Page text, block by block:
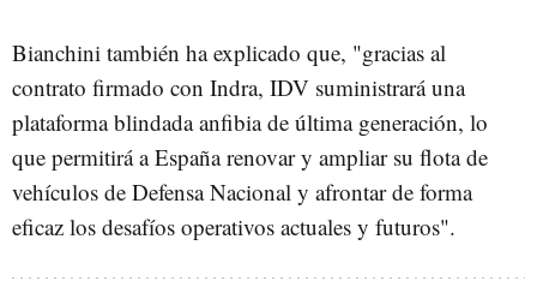
Bianchini también ha explicado que, "gracias al
contrato firmado con Indra, IDV suministrará una
plataforma blindada anfibia de última generación, lo
que permitirá a España renovar y ampliar su flota de
vehículos de Defensa Nacional y afrontar de forma
eficaz los desafíos operativos actuales y futuros".